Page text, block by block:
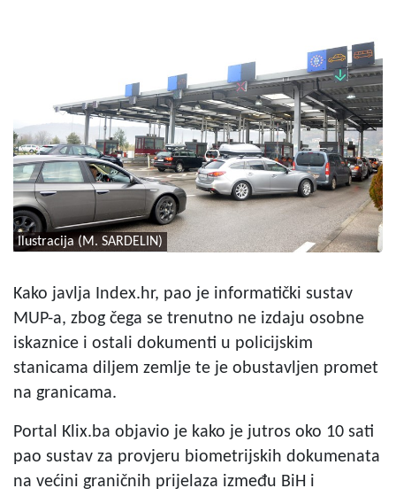
Ilustracija (M. SARDELIN)
Kako javlja Index.hr, pao je informatički sustav
MUP-a, zbog čega se trenutno ne izdaju osobne
iskaznice i ostali dokumenti u policijskim
stanicama diljem zemlje te je obustavljen promet
na granicama.
Portal Klix.ba objavio je kako je jutros oko 10 sati
pao sustav za provjeru biometrijskih dokumenata
na većini graničnih prijelaza između BiH i